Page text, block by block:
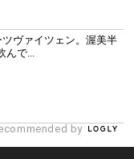
ヴァイツェン。渥美半
で...
by